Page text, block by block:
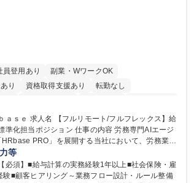
むポジションです。
員登用あり
副業・WワークOK
り
資格取得支援あり
転勤なし
ルフレックス】給
ョン 仕事の内容 労務専門AIエージ
PRO」を展開する当社において、労務業務
当をクライアントの課題や要望をヒアリングし、
と落とし込むポジションです。 【具体的に
ョン設計（要件定義/顧客ヒアリング/業務オペレー
等
必須】■給与計算の実務経験1年以上■社会保険・雇
験■顧客ヒアリング～業務フロー設計・ルール整備